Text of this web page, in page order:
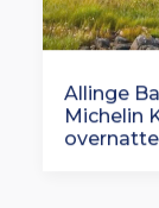
Allinge
Michelin